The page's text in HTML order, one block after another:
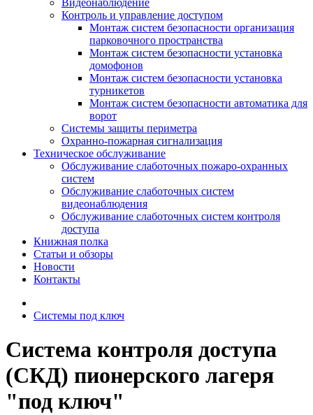
Видеонаблюдение
Контроль и управление доступом
Монтаж систем безопасности организация
парковочного пространства
Монтаж систем безопасности установка
домофонов
Монтаж систем безопасности установка
турникетов
Монтаж систем безопасности автоматика для
ворот
Системы защиты периметра
Охранно-пожарная сигнализация
Техническое обслуживание
Обслуживание слаботочных пожаро-охранных
систем
Обслуживание слаботочных систем
видеонаблюдения
Обслуживание слаботочных систем контроля
доступа
Книжная полка
Статьи и обзоры
Новости
Контакты
Системы под ключ
Система контроля доступа
(СКД) пионерского лагеря
"под ключ"